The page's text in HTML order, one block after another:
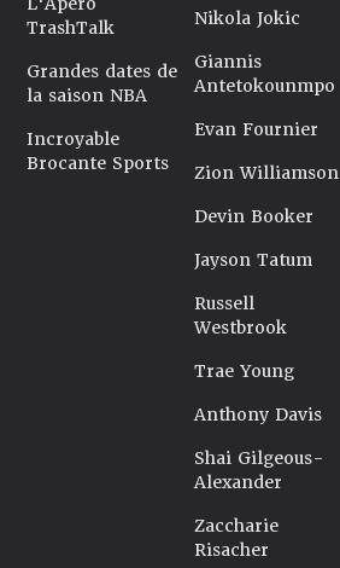
TrashTalk
Grandes dates de
la saison NBA
Incroyable
Brocante Sports
Nikola Jokic
Giannis
Antetokounmpo
Evan Fournier
Zion Williamson
Devin Booker
Jayson Tatum
Russell
Westbrook
Trae Young
Anthony Davis
Shai Gilgeous-
Alexander
Zaccharie
Risacher